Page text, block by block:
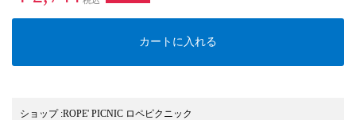
カートに入れる
ショップ:ROPE' PICNIC ロペピクニック